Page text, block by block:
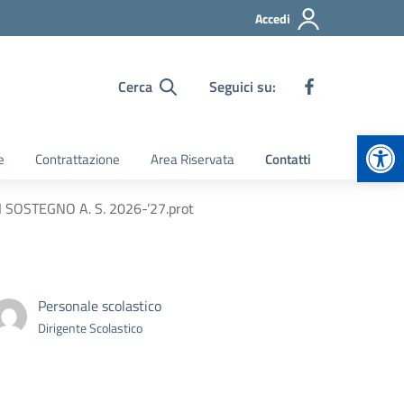
Accedi
Cerca Seguici su:
Contrattazione Area Riservata Contatti
A. S. 2026-’27.prot
Personale scolastico
Dirigente Scolastico